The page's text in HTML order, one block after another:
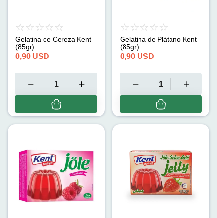
Gelatina de Cereza Kent
(85gr)
0,90 USD
Gelatina de Plátano Kent
(85gr)
0,90 USD